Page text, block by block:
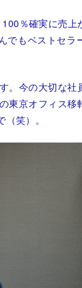
％確実に売
でもベストセラ
。今の大切な社
東京オフィス移
笑）。